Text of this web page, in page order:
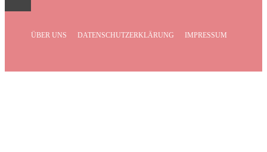
ÜBER UNS DATENSCHUTZERKLÄRUNG IMPRESSUM